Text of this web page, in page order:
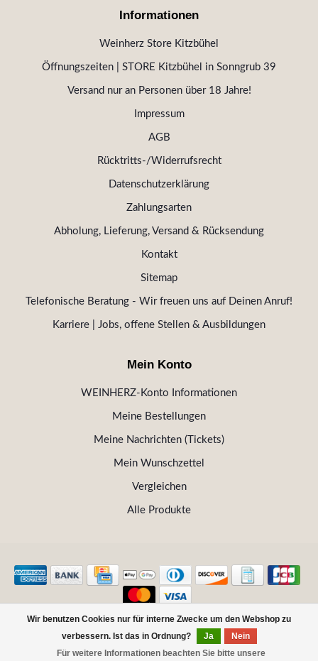
Wir benutzen Cookies nur für interne Zwecke um den Webshop zu
verbessern. Ist das in Ordnung?
Ja
Nein
Für weitere Informationen beachten Sie bitte unsere
Informationen
Weinherz Store Kitzbühel
Öffnungszeiten | STORE Kitzbühel in Sonngrub 39
Versand nur an Personen über 18 Jahre!
Impressum
AGB
Rücktritts-/Widerrufsrecht
Datenschutzerklärung
Zahlungsarten
Abholung, Lieferung, Versand & Rücksendung
Kontakt
Sitemap
Telefonische Beratung - Wir freuen uns auf Deinen Anruf!
Karriere | Jobs, offene Stellen & Ausbildungen
Mein Konto
WEINHERZ-Konto Informationen
Meine Bestellungen
Meine Nachrichten (Tickets)
Mein Wunschzettel
Vergleichen
Alle Produkte
© Copyright 2026 WEINHERZ Kitzbühel - Die VINOTHEK in
FILTER